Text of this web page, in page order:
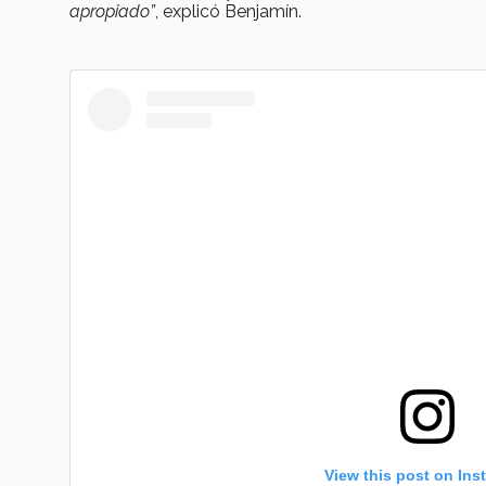
apropiado”, explicó Benjamín.
View this post on